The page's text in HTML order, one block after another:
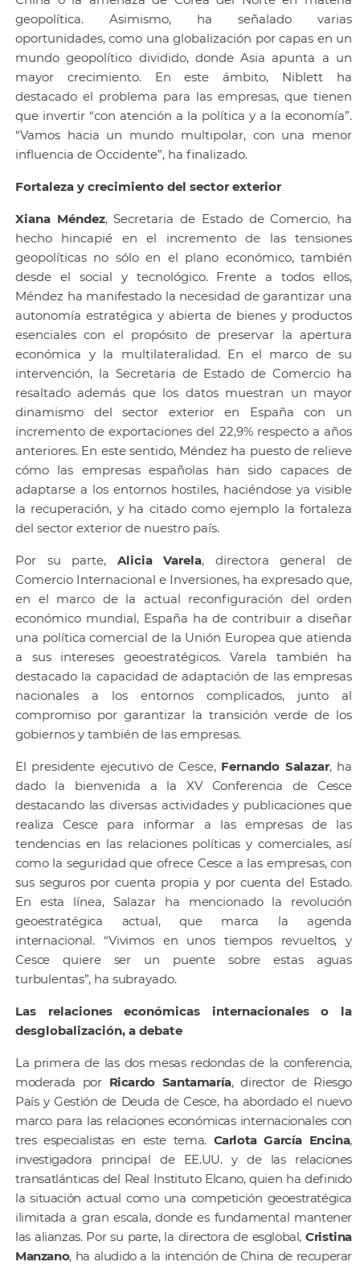
geopolítica. Asimismo, ha señalado varias
oportunidades, como una globalización por capas en un
mundo geopolítico dividido, donde Asia apunta a un
mayor crecimiento. En este ámbito, Niblett ha
destacado el problema para las empresas, que tienen
que invertir “con atención a la política y a la economía”.
“Vamos hacia un mundo multipolar, con una menor
influencia de Occidente”, ha finalizado.
Fortaleza y crecimiento del sector exterior
Xiana Méndez, Secretaria de Estado de Comercio, ha
hecho hincapié en el incremento de las tensiones
geopolíticas no sólo en el plano económico, también
desde el social y tecnológico. Frente a todos ellos,
Méndez ha manifestado la necesidad de garantizar una
autonomía estratégica y abierta de bienes y productos
esenciales con el propósito de preservar la apertura
económica y la multilateralidad. En el marco de su
intervención, la Secretaria de Estado de Comercio ha
resaltado además que los datos muestran un mayor
dinamismo del sector exterior en España con un
incremento de exportaciones del 22,9% respecto a años
anteriores. En este sentido, Méndez ha puesto de relieve
cómo las empresas españolas han sido capaces de
adaptarse a los entornos hostiles, haciéndose ya visible
la recuperación, y ha citado como ejemplo la fortaleza
del sector exterior de nuestro país.
Por su parte, Alicia Varela, directora general de
Comercio Internacional e Inversiones, ha expresado que,
en el marco de la actual reconfiguración del orden
económico mundial, España ha de contribuir a diseñar
una política comercial de la Unión Europea que atienda
a sus intereses geoestratégicos. Varela también ha
destacado la capacidad de adaptación de las empresas
nacionales a los entornos complicados, junto al
compromiso por garantizar la transición verde de los
gobiernos y también de las empresas.
El presidente ejecutivo de Cesce, Fernando Salazar, ha
dado la bienvenida a la XV Conferencia de Cesce
destacando las diversas actividades y publicaciones que
realiza Cesce para informar a las empresas de las
tendencias en las relaciones políticas y comerciales, así
como la seguridad que ofrece Cesce a las empresas, con
sus seguros por cuenta propia y por cuenta del Estado.
En esta línea, Salazar ha mencionado la revolución
geoestratégica actual, que marca la agenda
internacional. “Vivimos en unos tiempos revueltos, y
Cesce quiere ser un puente sobre estas aguas
turbulentas”, ha subrayado.
Las relaciones económicas internacionales o la
desglobalización, a debate
La primera de las dos mesas redondas de la conferencia,
moderada por Ricardo Santamaría, director de Riesgo
País y Gestión de Deuda de Cesce, ha abordado el nuevo
marco para las relaciones económicas internacionales con
tres especialistas en este tema. Carlota García Encina,
investigadora principal de EE.UU. y de las relaciones
transatlánticas del Real Instituto Elcano, quien ha definido
la situación actual como una competición geoestratégica
ilimitada a gran escala, donde es fundamental mantener
las alianzas. Por su parte, la directora de esglobal,Cristina
Manzano, ha aludido a la intención de China de recuperar